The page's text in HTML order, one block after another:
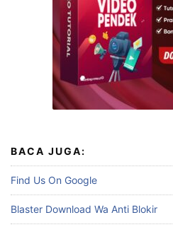
BACA JUGA:
Find Us On Google
Blaster Download Wa Anti Blokir